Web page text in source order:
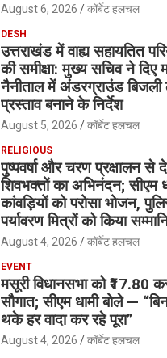
August 6, 2026 कॉर्बेट हलचल
DESH
उत्तराखंड में वाह्य सहायतित
की समीक्षा: मुख्य सचिव ने दिए
नैनीताल में अंडरग्राउंड बिजली
प्रस्ताव बनाने के निर्देश
August 5, 2026 कॉर्बेट हलचल
RELIGIOUS
पुष्पवर्षा और चरण प्रक्षालन से
शिवभक्तों का अभिनंदन; सीएम
कांवड़ियों को परोसा भोजन,
पर्यावरण मित्रों को किया
August 4, 2026 कॉर्बेट हलचल
EVENT
मसूरी विधानसभा को ₹17.80
सौगात; सीएम धामी बोले —
थके हर वादा कर रहे पूरा”
August 4, 2026 कॉर्बेट हलचल